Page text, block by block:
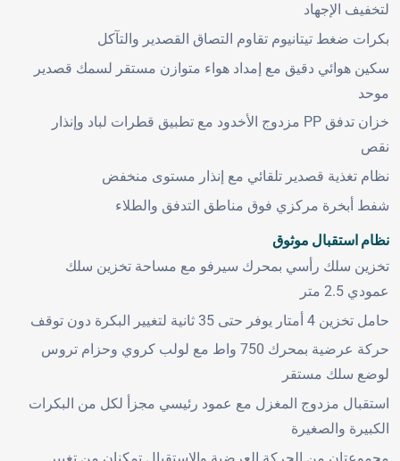
لتخفيف الإجهاد
بكرات ضغط تيتانيوم تقاوم التصاق القصدير والتآكل
سكين هوائي دقيق مع إمداد هواء متوازن مستقر لسمك قصدير
موحد
خزان تدفق PP مزدوج الأخدود مع تطبيق قطرات لباد وإنذار
نقص
نظام تغذية قصدير تلقائي مع إنذار مستوى منخفض
شفط أبخرة مركزي فوق مناطق التدفق والطلاء
نظام استقبال موثوق
تخزين سلك رأسي بمحرك سيرفو مع مساحة تخزين سلك
عمودي 2.5 متر
حامل تخزين 4 أمتار يوفر حتى 35 ثانية لتغيير البكرة دون توقف
حركة عرضية بمحرك 750 واط مع لولب كروي وحزام تروس
لوضع سلك مستقر
استقبال مزدوج المغزل مع عمود رئيسي مجزأ لكل من البكرات
الكبيرة والصغيرة